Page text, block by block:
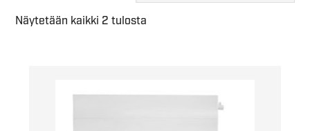
Näytetään kaikki 2 tulosta